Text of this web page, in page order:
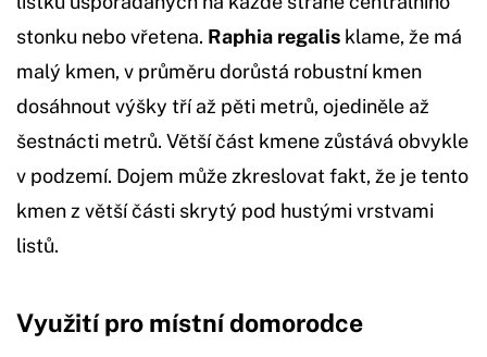
stonku nebo vřetena. Raphia regalis klame, že má
malý kmen, v průměru dorůstá robustní kmen
dosáhnout výšky tří až pěti metrů, ojediněle až
šestnácti metrů. Větší část kmene zůstává obvykle
v podzemí. Dojem může zkreslovat fakt, že je tento
kmen z větší části skrytý pod hustými vrstvami
listů.
Využití pro místní domorodce